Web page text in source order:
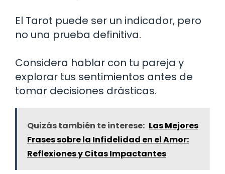
El Tarot puede ser un indicador, pero
no una prueba definitiva.
Considera hablar con tu pareja y
explorar tus sentimientos antes de
tomar decisiones drásticas.
Quizás también te interese: Las Mejores
Frases sobre la Infidelidad en el Amor:
Reflexiones y Citas Impactantes